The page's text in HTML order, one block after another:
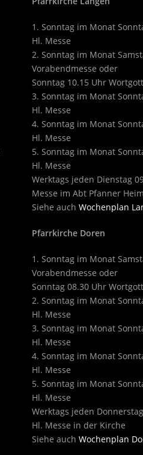
1. Sonntag im Monat
Hl. Messe
2. Sonntag im Monat
Vorabendmesse oder
Sonntag 10.15 Uhr
3. Sonntag im Monat
Hl. Messe
4. Sonntag im Monat
Hl. Messe
5. Sonntag im Monat
Hl. Messe
Werktags jeden Dienstag
Messe im Abt Pfanner Heim
Siehe auch Wochenplan
Pfarrkirche Doren
1. Sonntag im Monat
Vorabendmesse oder
Sonntag 08.30 Uhr
2. Sonntag im Monat
Hl. Messe
3. Sonntag im Monat
Hl. Messe
4. Sonntag im Monat
Hl. Messe
5. Sonntag im Monat
Hl. Messe
Werktags jeden
Hl. Messe in der Kirche
Siehe auch Wochenplan